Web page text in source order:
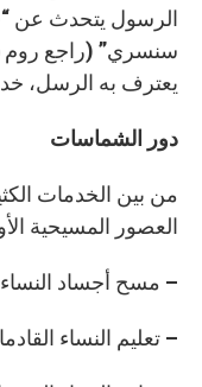
الرسول يتحدث عن
يعترف به الرسل،
دور الشماسات
من بين الخدمات
العصور المسيحية
– مسح أجساد النساء
– تعليم النساء